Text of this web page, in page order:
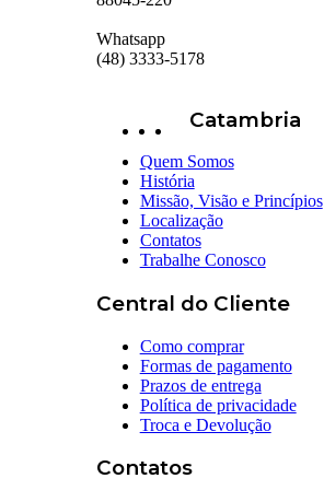
Whatsapp
(48) 3333-5178
Catambria
Quem Somos
História
Missão, Visão e Princípios
Localização
Contatos
Trabalhe Conosco
Central do Cliente
Como comprar
Formas de pagamento
Prazos de entrega
Política de privacidade
Troca e Devolução
Contatos